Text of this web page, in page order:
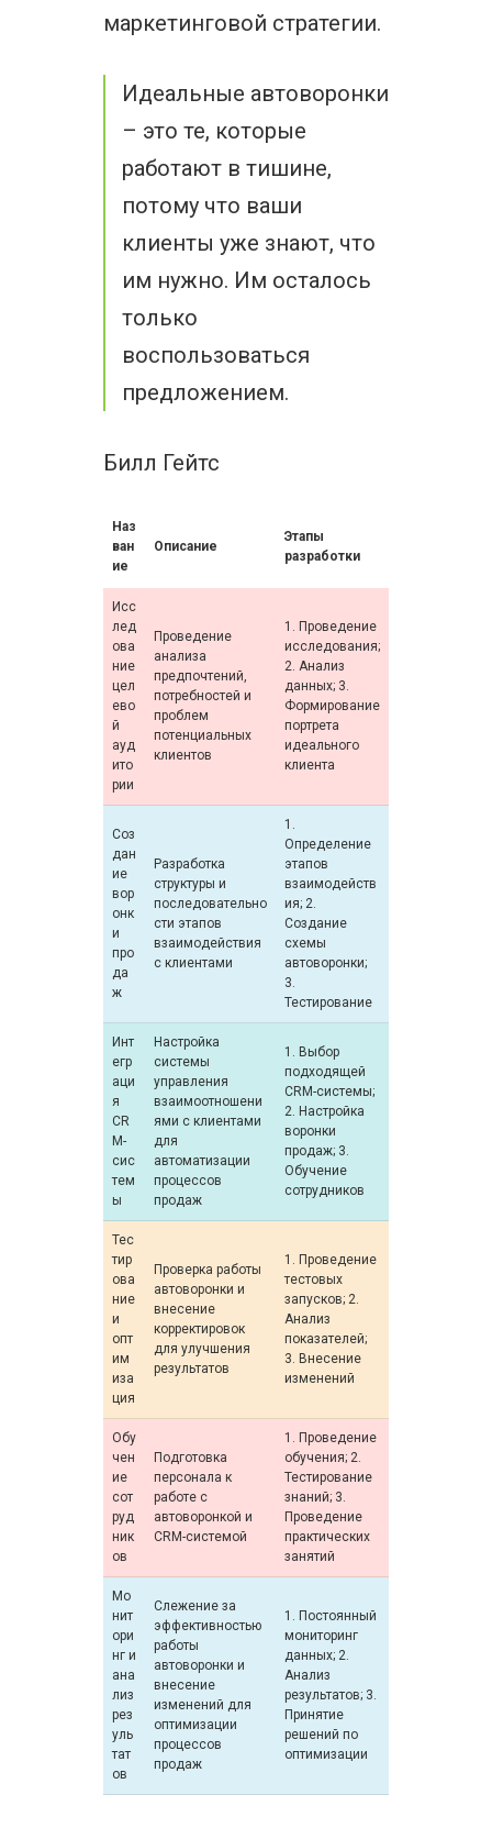
маркетинговой стратегии.
Идеальные автоворонки
– это те, которые
работают в тишине,
потому что ваши
клиенты уже знают, что
им нужно. Им осталось
только
воспользоваться
предложением.
Билл Гейтс
Наз
ван
ие
Описание
Этапы
разработки
Исс
лед
ова
ние
цел
ево
й
ауд
ито
рии
Проведение
анализа
предпочтений,
потребностей и
проблем
потенциальных
клиентов
1. Проведение
исследования;
2. Анализ
данных; 3.
Формирование
портрета
идеального
клиента
Соз
дан
ие
вор
онк
и
про
да
ж
Разработка
структуры и
последовательно
сти этапов
взаимодействия
с клиентами
1.
Определение
этапов
взаимодейств
ия; 2.
Создание
схемы
автоворонки;
3.
Тестирование
Инт
егр
аци
я
CR
M-
сис
тем
ы
Настройка
системы
управления
взаимоотношени
ями с клиентами
для
автоматизации
процессов
продаж
1. Выбор
подходящей
CRM-системы;
2. Настройка
воронки
продаж; 3.
Обучение
сотрудников
Тес
тир
ова
ние
и
опт
им
иза
ция
Проверка работы
автоворонки и
внесение
корректировок
для улучшения
результатов
1. Проведение
тестовых
запусков; 2.
Анализ
показателей;
3. Внесение
изменений
Обу
чен
ие
сот
руд
ник
ов
Подготовка
персонала к
работе с
автоворонкой и
CRM-системой
1. Проведение
обучения; 2.
Тестирование
знаний; 3.
Проведение
практических
занятий
Мо
нит
ори
нг и
ана
лиз
рез
уль
тат
ов
Слежение за
эффективностью
работы
автоворонки и
внесение
изменений для
оптимизации
процессов
продаж
1. Постоянный
мониторинг
данных; 2.
Анализ
результатов; 3.
Принятие
решений по
оптимизации